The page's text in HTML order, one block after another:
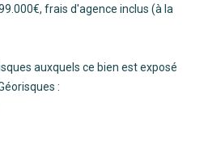
frais d'agence inclus (à la
auxquels ce bien est exposé
: